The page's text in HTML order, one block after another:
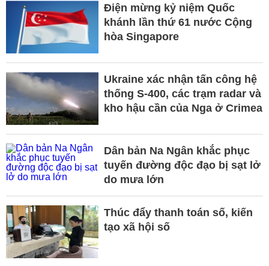
Điện mừng kỷ niệm Quốc
khánh lần thứ 61 nước Cộng
hòa Singapore
Ukraine xác nhận tấn công hệ
thống S-400, các trạm radar và
kho hậu cần của Nga ở Crimea
Dân bản Na Ngân khắc phục
tuyến đường độc đạo bị sạt lở
do mưa lớn
Thúc đẩy thanh toán số, kiến
tạo xã hội số